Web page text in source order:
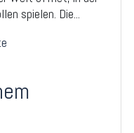
spielen. Die...